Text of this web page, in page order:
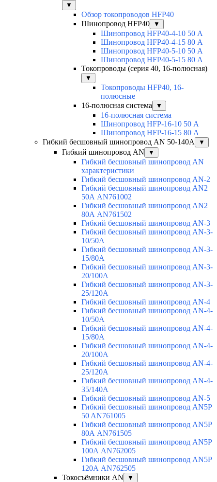
▼
Обзор токопроводов HFP40
Шинопровод HFP40
▼
Шинопровод HFP40-4-10 50 А
Шинопровод HFP40-4-15 80 А
Шинопровод HFP40-5-10 50 А
Шинопровод HFP40-5-15 80 А
Токопроводы (серия 40, 16-полюсная)
▼
Токопроводы HFP40, 16-
полюсные
16-полюсная система
▼
16-полюсная система
Шинопровод HFP-16-10 50 А
Шинопровод HFP-16-15 80 А
Гибкий бесшовный шинопровод AN 50-140А
▼
Гибкий шинопровод AN ▼
Гибкий бесшовный шинопровод AN
характеристики
Гибкий бесшовный шинопровод AN-2
Гибкий бесшовный шинопровод AN2
50А AN761002
Гибкий бесшовный шинопровод AN2
80А AN761502
Гибкий бесшовный шинопровод AN-3
Гибкий бесшовный шинопровод AN-3-
10/50A
Гибкий бесшовный шинопровод AN-3-
15/80A
Гибкий бесшовный шинопровод AN-3-
20/100A
Гибкий бесшовный шинопровод AN-3-
25/120A
Гибкий бесшовный шинопровод AN-4
Гибкий бесшовный шинопровод AN-4-
10/50A
Гибкий бесшовный шинопровод AN-4-
15/80A
Гибкий бесшовный шинопровод AN-4-
20/100A
Гибкий бесшовный шинопровод AN-4-
25/120A
Гибкий бесшовный шинопровод AN-4-
35/140A
Гибкий бесшовный шинопровод AN-5
Гибкий бесшовный шинопровод AN5P
50 AN761005
Гибкий бесшовный шинопровод AN5P
80А AN761505
Гибкий бесшовный шинопровод AN5P
100А AN762005
Гибкий бесшовный шинопровод AN5P
120А AN762505
Токосъёмники AN
▼